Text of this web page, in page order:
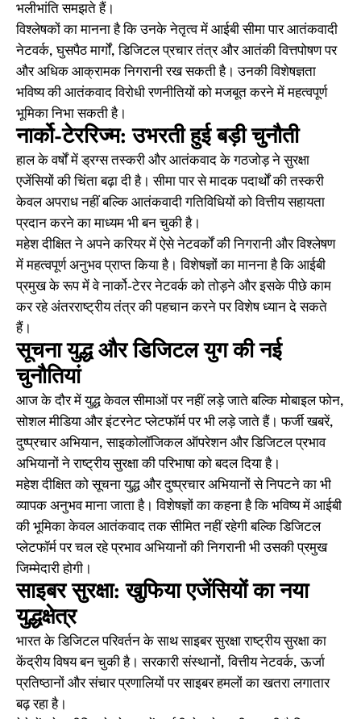
भलीभांति समझते हैं।
विश्लेषकों का मानना है कि उनके नेतृत्व में आईबी सीमा पार आतंकवादी
नेटवर्क, घुसपैठ मार्गों, डिजिटल प्रचार तंत्र और आतंकी वित्तपोषण पर
और अधिक आक्रामक निगरानी रख सकती है। उनकी विशेषज्ञता
भविष्य की आतंकवाद विरोधी रणनीतियों को मजबूत करने में महत्वपूर्ण
भूमिका निभा सकती है।
नार्को-टेररिज्म: उभरती हुई बड़ी चुनौती
हाल के वर्षों में ड्रग्स तस्करी और आतंकवाद के गठजोड़ ने सुरक्षा
एजेंसियों की चिंता बढ़ा दी है। सीमा पार से मादक पदार्थों की तस्करी
केवल अपराध नहीं बल्कि आतंकवादी गतिविधियों को वित्तीय सहायता
प्रदान करने का माध्यम भी बन चुकी है।
महेश दीक्षित ने अपने करियर में ऐसे नेटवर्कों की निगरानी और विश्लेषण
में महत्वपूर्ण अनुभव प्राप्त किया है। विशेषज्ञों का मानना है कि आईबी
प्रमुख के रूप में वे नार्को-टेरर नेटवर्क को तोड़ने और इसके पीछे काम
कर रहे अंतरराष्ट्रीय तंत्र की पहचान करने पर विशेष ध्यान दे सकते
हैं।
सूचना युद्ध और डिजिटल युग की नई
चुनौतियां
आज के दौर में युद्ध केवल सीमाओं पर नहीं लड़े जाते बल्कि मोबाइल फोन,
सोशल मीडिया और इंटरनेट प्लेटफॉर्म पर भी लड़े जाते हैं। फर्जी खबरें,
दुष्प्रचार अभियान, साइकोलॉजिकल ऑपरेशन और डिजिटल प्रभाव
अभियानों ने राष्ट्रीय सुरक्षा की परिभाषा को बदल दिया है।
महेश दीक्षित को सूचना युद्ध और दुष्प्रचार अभियानों से निपटने का भी
व्यापक अनुभव माना जाता है। विशेषज्ञों का कहना है कि भविष्य में आईबी
की भूमिका केवल आतंकवाद तक सीमित नहीं रहेगी बल्कि डिजिटल
प्लेटफॉर्म पर चल रहे प्रभाव अभियानों की निगरानी भी उसकी प्रमुख
जिम्मेदारी होगी।
साइबर सुरक्षा: खुफिया एजेंसियों का नया
युद्धक्षेत्र
भारत के डिजिटल परिवर्तन के साथ साइबर सुरक्षा राष्ट्रीय सुरक्षा का
केंद्रीय विषय बन चुकी है। सरकारी संस्थानों, वित्तीय नेटवर्क, ऊर्जा
प्रतिष्ठानों और संचार प्रणालियों पर साइबर हमलों का खतरा लगातार
बढ़ रहा है।